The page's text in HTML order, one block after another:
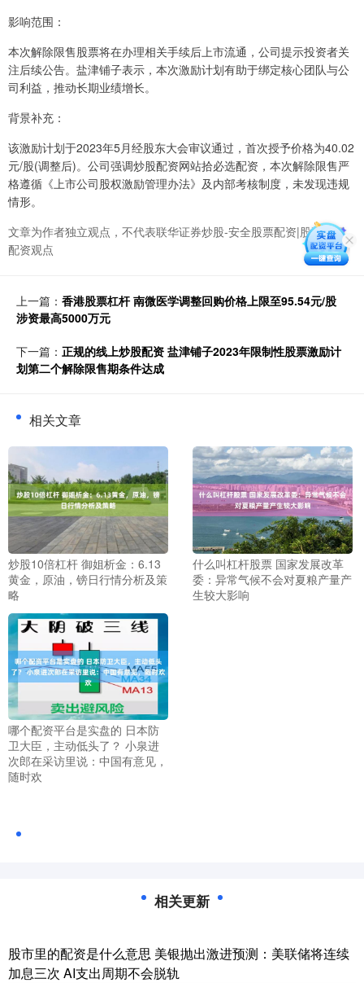
影响范围：
本次解除限售股票将在办理相关手续后上市流通，公司提示投资者关
注后续公告。盐津铺子表示，本次激励计划有助于绑定核心团队与公
司利益，推动长期业绩增长。
背景补充：
该激励计划于2023年5月经股东大会审议通过，首次授予价格为40.02
元/股(调整后)。公司强调炒股配资网站拾必选配资，本次解除限售严
格遵循《上市公司股权激励管理办法》及内部考核制度，未发现违规
情形。
文章为作者独立观点，不代表联华证券炒股-安全股票配资|股票杠杆
配资观点
上一篇： 香港股票杠杆 南微医学调整回购价格上限至95.54元/股
涉资最高5000万元
下一篇： 正规的线上炒股配资 盐津铺子2023年限制性股票激励计
划第二个解除限售期条件达成
相关文章
炒股10倍杠杆 御姐析金：6.13
黄金，原油，镑日行情分析及策
略
什么叫杠杆股票 国家发展改革
委：异常气候不会对夏粮产量产
生较大影响
哪个配资平台是实盘的 日本防
卫大臣，主动低头了？ 小泉进
次郎在采访里说：中国有意见，
随时欢
相关更新
股市里的配资是什么意思 美银抛出激进预测：美联储将连续
加息三次 AI支出周期不会脱轨